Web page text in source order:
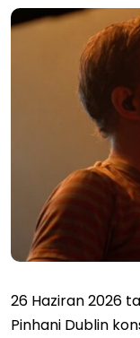
26 Haziran 2026
Pinhani Dublin